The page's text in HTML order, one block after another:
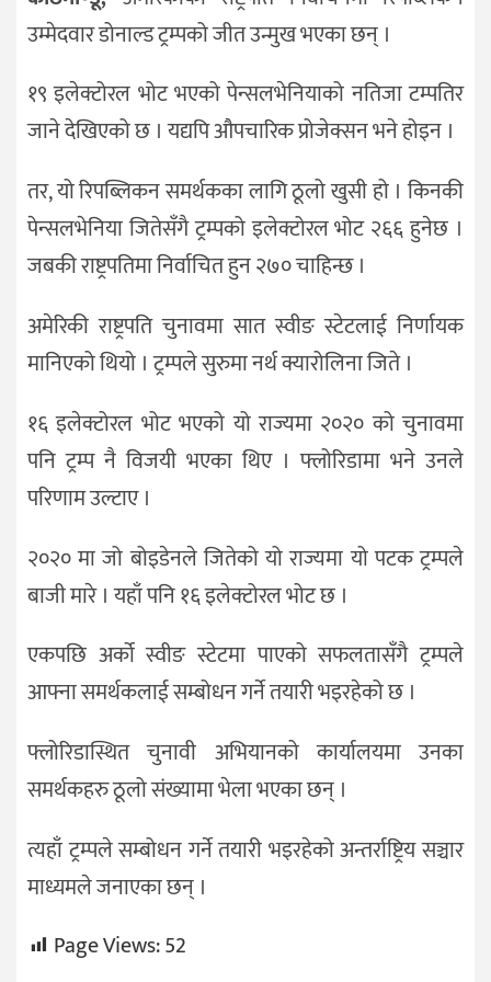
उम्मेदवार डोनाल्ड ट्रम्पको जीत उन्मुख भएका छन् ।
१९ इलेक्टोरल भोट भएको पेन्सलभेनियाको नतिजा टम्पतिर
जाने देखिएको छ । यद्यपि औपचारिक प्रोजेक्सन भने होइन ।
तर, यो रिपब्लिकन समर्थकका लागि ठूलो खुसी हो । किनकी
पेन्सलभेनिया जितेसँगै ट्रम्पको इलेक्टोरल भोट २६६ हुनेछ ।
जबकी राष्ट्रपतिमा निर्वाचित हुन २७० चाहिन्छ ।
अमेरिकी राष्ट्रपति चुनावमा सात स्वीङ स्टेटलाई निर्णायक
मानिएको थियो । ट्रम्पले सुरुमा नर्थ क्यारोलिना जिते ।
१६ इलेक्टोरल भोट भएको यो राज्यमा २०२० को चुनावमा
पनि ट्रम्प नै विजयी भएका थिए । फ्लोरिडामा भने उनले
परिणाम उल्टाए ।
२०२० मा जो बोइडेनले जितेको यो राज्यमा यो पटक ट्रम्पले
बाजी मारे । यहाँ पनि १६ इलेक्टोरल भोट छ ।
एकपछि अर्को स्वीङ स्टेटमा पाएको सफलतासँगै ट्रम्पले
आफ्ना समर्थकलाई सम्बोधन गर्ने तयारी भइरहेको छ ।
फ्लोरिडास्थित चुनावी अभियानको कार्यालयमा उनका
समर्थकहरु ठूलो संख्यामा भेला भएका छन् ।
त्यहाँ ट्रम्पले सम्बोधन गर्ने तयारी भइरहेको अन्तर्राष्ट्रिय सञ्चार
माध्यमले जनाएका छन् ।
Page Views:52